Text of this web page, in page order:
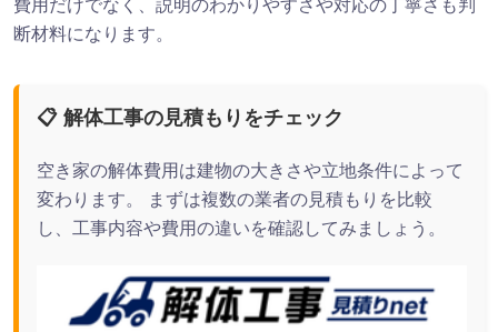
費用だけでなく、説明のわかりやすさや対応の丁寧さも判
断材料になります。
📋 解体工事の見積もりをチェック
空き家の解体費用は建物の大きさや立地条件によって
変わります。 まずは複数の業者の見積もりを比較
し、工事内容や費用の違いを確認してみましょう。